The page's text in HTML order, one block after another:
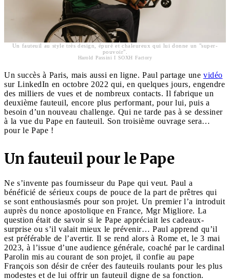
Un fauteuil au style très design, épuré et chaleureux qui lui donne un "super-
pouvoir".
Harold Passini I SOXH Factory
Un succès à Paris, mais aussi en ligne. Paul partage une vidéo
sur LinkedIn en octobre 2022 qui, en quelques jours, engendre
des milliers de vues et de nombreux contacts. Il fabrique un
deuxième fauteuil, encore plus performant, pour lui, puis a
besoin d’un nouveau challenge. Qui ne tarde pas à se dessiner
à la vue du Pape en fauteuil. Son troisième ouvrage sera…
pour le Pape !
Un fauteuil pour le Pape
Ne s’invente pas fournisseur du Pape qui veut. Paul a
bénéficié de sérieux coups de pouce de la part de prêtres qui
se sont enthousiasmés pour son projet. Un premier l’a introduit
auprès du nonce apostolique en France, Mgr Migliore. La
question était de savoir si le Pape appréciait les cadeaux-
surprise ou s’il valait mieux le prévenir… Paul apprend qu’il
est préférable de l’avertir. Il se rend alors à Rome et, le 3 mai
2023, à l’issue d’une audience générale, coaché par le cardinal
Parolin mis au courant de son projet, il confie au pape
François son désir de créer des fauteuils roulants pour les plus
modestes et de lui offrir un fauteuil digne de sa fonction.